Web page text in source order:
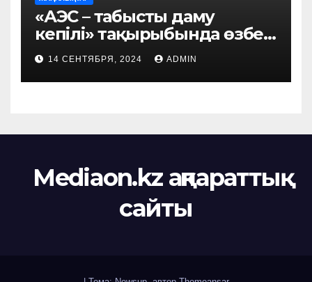
«АЭС – табысты даму
кепілі» тақырыбында өзбек
этномәдени бірлестігі
мүшелерінің кездесуі өтті
14 СЕНТЯБРЯ, 2024 ADMIN
Mediaon.kz ақпараттық
сайты